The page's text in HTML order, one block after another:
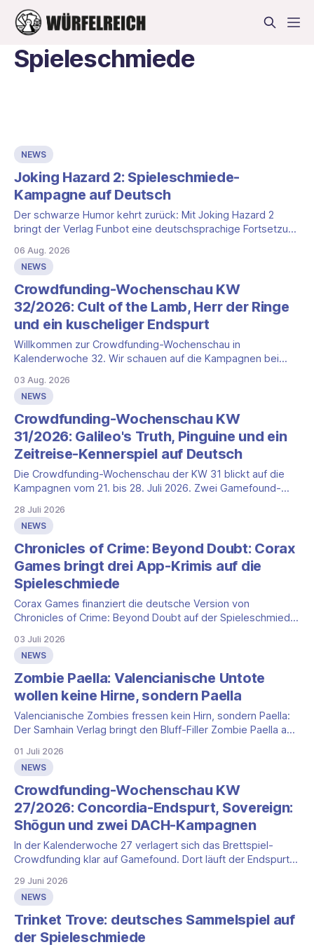
Spieleschmiede
NEWS
Joking Hazard 2: Spieleschmiede-
Kampagne auf Deutsch
Der schwarze Humor kehrt zurück: Mit Joking Hazard 2
bringt der Verlag Funbot eine deutschsprachige Fortsetzung
Happiness (Explosm) auf die Spieleschmiede. Wir ordnen
ein, was die Kampagne unter dem Motto „Die fiesen
Comics sind zurück!" bietet und wo sie schweigt.
06 Aug. 2026
NEWS
Crowdfunding-Wochenschau KW
32/2026: Cult of the Lamb, Herr der Ringe
und ein kuscheliger Endspurt
Willkommen zur Crowdfunding-Wochenschau in
Kalenderwoche 32. Wir schauen auf die Kampagnen bei
gestartet sind, kurz vor dem Ende stehen oder aus anderen
Gründen einen Blick wert sind. Diese Woche dominieren
zwei Marken mit Millionenbeträgen, dazu kommt ein
deutlich kleinerer Endspurt. Cult
03 Aug. 2026
NEWS
Crowdfunding-Wochenschau KW
31/2026: Galileo's Truth, Pinguine und ein
Zeitreise-Kennerspiel auf Deutsch
Die Crowdfunding-Wochenschau der KW 31 blickt auf die
Kampagnen vom 21. bis 28. Juli 2026. Zwei Gamefound-
ein Kickstarter-Familienspiel steuert auf sein Ende zu, und in
der Spieleschmiede ist ein deutsches Zeitreise-Kennerspiel
neu gestartet. Die Auswahl folgt nicht allein den
28 Juli 2026
NEWS
Chronicles of Crime: Beyond Doubt: Corax
Games bringt drei App-Krimis auf die
Spieleschmiede
Corax Games finanziert die deutsche Version von
Chronicles of Crime: Beyond Doubt auf der Spieleschmiede:
belegt ist und wo die Kampagne schweigt (Stand: 2. Juli
2026).
03 Juli 2026
NEWS
Zombie Paella: Valencianische Untote
wollen keine Hirne, sondern Paella
Valencianische Zombies fressen kein Hirn, sondern Paella:
Der Samhain Verlag bringt den Bluff-Filler Zombie Paella auf
01 Juli 2026
NEWS
Crowdfunding-Wochenschau KW
27/2026: Concordia-Endspurt, Sovereign:
Shōgun und zwei DACH-Kampagnen
In der Kalenderwoche 27 verlagert sich das Brettspiel-
Crowdfunding klar auf Gamefound. Dort läuft der Endspurt
ein neuer Strategietitel ein hohes Tempo vor. Aus dem
DACH-Raum kommen zwei Kampagnen dazu, eine auf
Gamefound und eine in der Spieleschmiede. Kickstarter
liefert in
29 Juni 2026
NEWS
Trinket Trove: deutsches Sammelspiel auf
der Spieleschmiede